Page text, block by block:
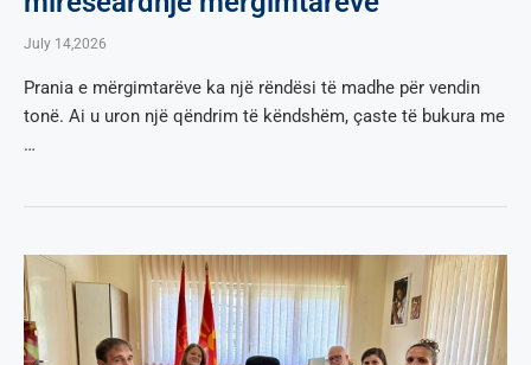
July 14,2026
Prania e mërgimtarëve ka një rëndësi të madhe për vendin
tonë. Ai u uron një qëndrim të këndshëm, çaste të bukura me
…